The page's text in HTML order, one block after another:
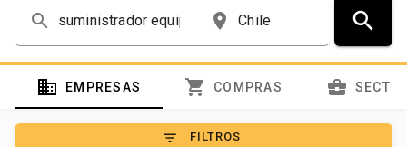
search place search
domain EMPRESAS shopping_cart COMPRAS business_center
filter_list FILTROS